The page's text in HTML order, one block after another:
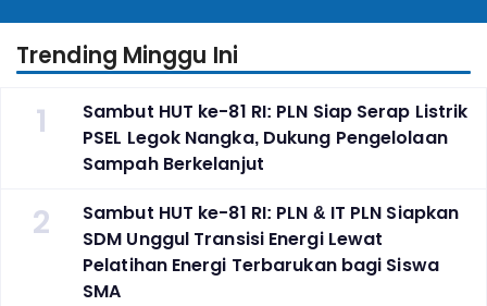
Trending Minggu Ini
1
Sambut HUT ke-81 RI: PLN Siap Serap Listrik
PSEL Legok Nangka, Dukung Pengelolaan
Sampah Berkelanjut
2
Sambut HUT ke-81 RI: PLN & IT PLN Siapkan
SDM Unggul Transisi Energi Lewat
Pelatihan Energi Terbarukan bagi Siswa
SMA